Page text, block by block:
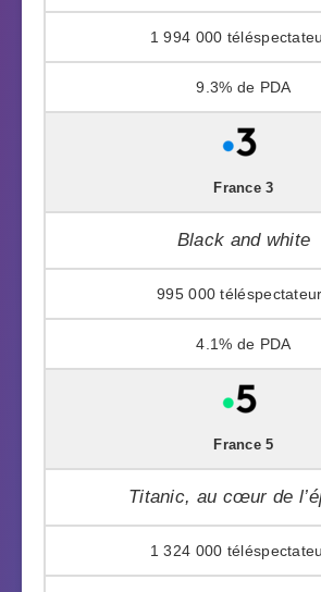
1 994 000
9.3%
France 3
Black and white
995 000
4.1%
France 5
Titanic, au cœur de
1 324 000